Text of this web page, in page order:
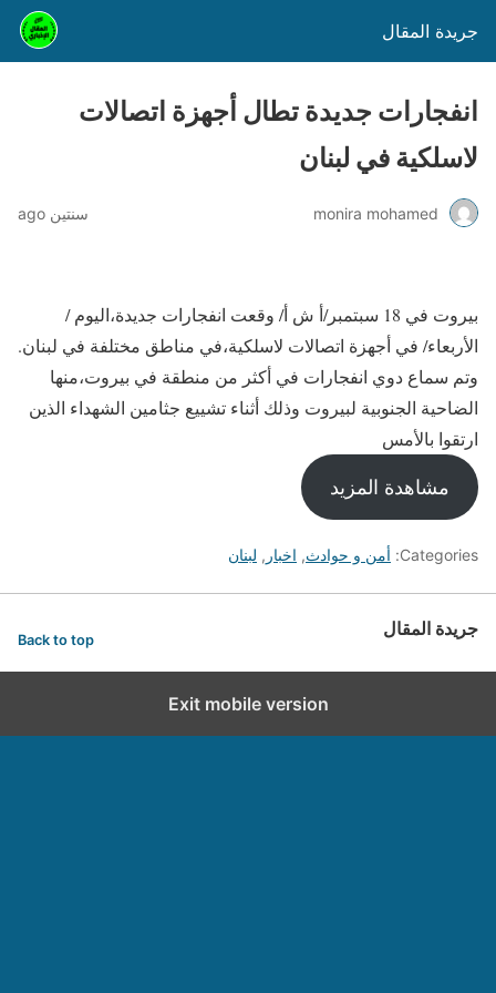
جريدة المقال
انفجارات جديدة تطال أجهزة اتصالات
لاسلكية في لبنان
monira mohamed سنتين ago
بيروت في 18 سبتمبر/أ ش أ/ وقعت انفجارات جديدة،اليوم /
الأربعاء/ في أجهزة اتصالات لاسلكية،في مناطق مختلفة في لبنان.
وتم سماع دوي انفجارات في أكثر من منطقة في بيروت،منها
الضاحية الجنوبية لبيروت وذلك أثناء تشييع جثامين الشهداء الذين
ارتقوا بالأمس
مشاهدة المزيد
Categories: أمن و حوادث, اخبار , لبنان
جريدة المقال Back to top
Exit mobile version